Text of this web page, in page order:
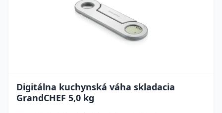
Digitálna kuchynská váha skladacia
GrandCHEF 5,0 kg